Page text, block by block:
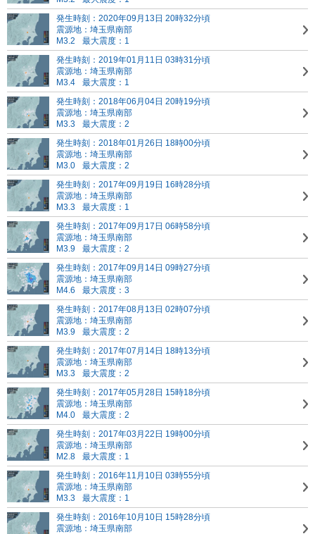
発生時刻：2020年09月13日 20時32分頃
震源地：埼玉県南部
M3.2
最大震度：1
発生時刻：2019年01月11日 03時31分頃
震源地：埼玉県南部
M3.4
最大震度：1
発生時刻：2018年06月04日 20時19分頃
震源地：埼玉県南部
M3.3
最大震度：2
発生時刻：2018年01月26日 18時00分頃
震源地：埼玉県南部
M3.0
最大震度：2
発生時刻：2017年09月19日 16時28分頃
震源地：埼玉県南部
M3.3
最大震度：1
発生時刻：2017年09月17日 06時58分頃
震源地：埼玉県南部
M3.9
最大震度：2
発生時刻：2017年09月14日 09時27分頃
震源地：埼玉県南部
M4.6
最大震度：3
発生時刻：2017年08月13日 02時07分頃
震源地：埼玉県南部
M3.9
最大震度：2
発生時刻：2017年07月14日 18時13分頃
震源地：埼玉県南部
M3.3
最大震度：2
発生時刻：2017年05月28日 15時18分頃
震源地：埼玉県南部
M4.0
最大震度：2
発生時刻：2017年03月22日 19時00分頃
震源地：埼玉県南部
M2.8
最大震度：1
発生時刻：2016年11月10日 03時55分頃
震源地：埼玉県南部
M3.3
最大震度：1
発生時刻：2016年10月10日 15時28分頃
震源地：埼玉県南部